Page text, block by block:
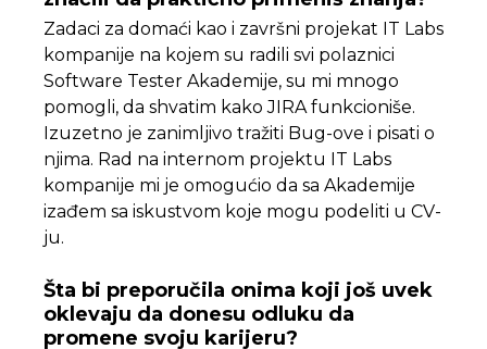
Zadaci za domaći kao i završni projekat IT Labs
kompanije na kojem su radili svi polaznici
Software Tester Akademije, su mi mnogo
pomogli, da shvatim kako JIRA funkcioniše.
Izuzetno je zanimljivo tražiti Bug-ove i pisati o
njima. Rad na internom projektu IT Labs
kompanije mi je omogućio da sa Akademije
izađem sa iskustvom koje mogu podeliti u CV-
ju.
Šta bi preporučila onima koji još uvek
oklevaju da donesu odluku da
promene svoju karijeru?